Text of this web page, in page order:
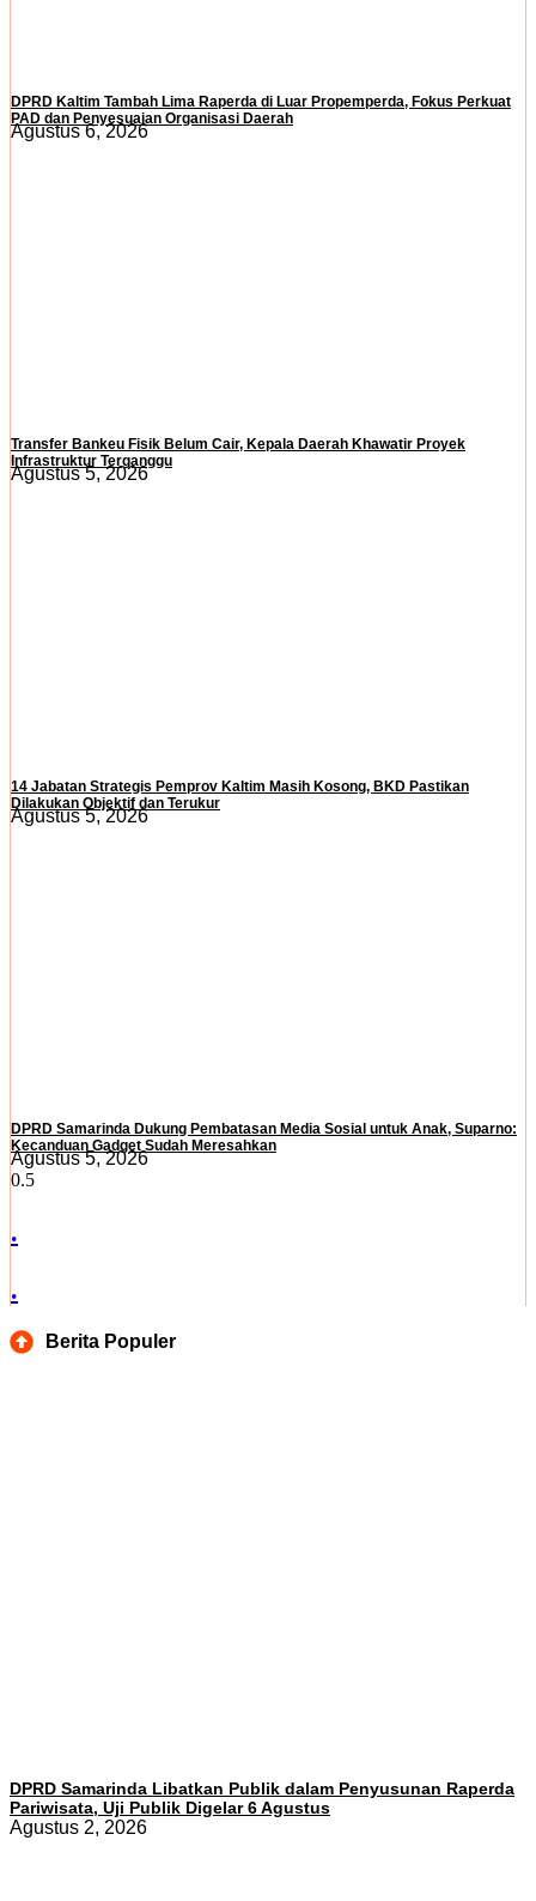
DPRD Kaltim Tambah Lima Raperda di Luar Propemperda, Fokus Perkuat
PAD dan Penyesuaian Organisasi Daerah
Agustus 6, 2026
Transfer Bankeu Fisik Belum Cair, Kepala Daerah Khawatir Proyek
Infrastruktur Terganggu
Agustus 5, 2026
14 Jabatan Strategis Pemprov Kaltim Masih Kosong, BKD Pastikan
Dilakukan Objektif dan Terukur
Agustus 5, 2026
DPRD Samarinda Dukung Pembatasan Media Sosial untuk Anak, Suparno:
Kecanduan Gadget Sudah Meresahkan
Agustus 5, 2026
.
.
Berita Populer
DPRD Samarinda Libatkan Publik dalam Penyusunan Raperda
Pariwisata, Uji Publik Digelar 6 Agustus
Agustus 2, 2026